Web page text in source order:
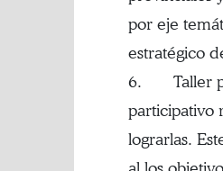
por eje
estratégico
6. Taller
participativo
lograrlas.